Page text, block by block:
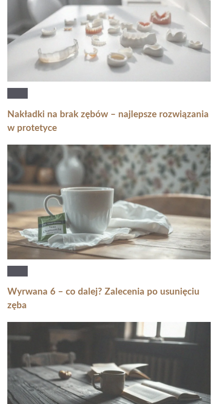
Nakładki na brak zębów – najlepsze rozwiązania
w protetyce
Wyrwana 6 – co dalej? Zalecenia po usunięciu
zęba